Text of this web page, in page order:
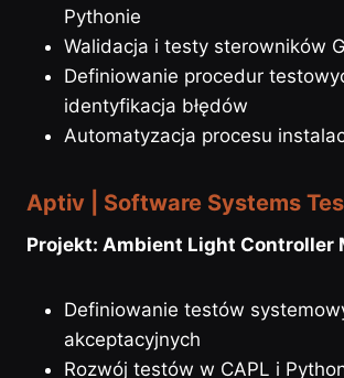
Pythonie
Walidacja i testy sterowników
Definiowanie procedur
identyfikacja błędów
Automatyzacja procesu
Aptiv | Software Systems
Projekt: Ambient Light Controller
Definiowanie testów
akceptacyjnych
Rozwój testów w CAPL i